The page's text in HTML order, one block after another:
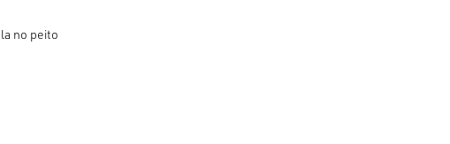
no peito